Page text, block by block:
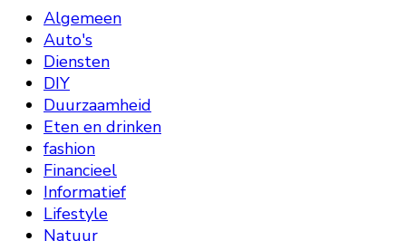
Algemeen
Auto's
Diensten
DIY
Duurzaamheid
Eten en drinken
fashion
Financieel
Informatief
Lifestyle
Natuur